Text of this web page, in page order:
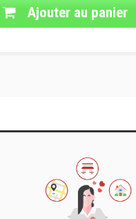
Ajouter au panier